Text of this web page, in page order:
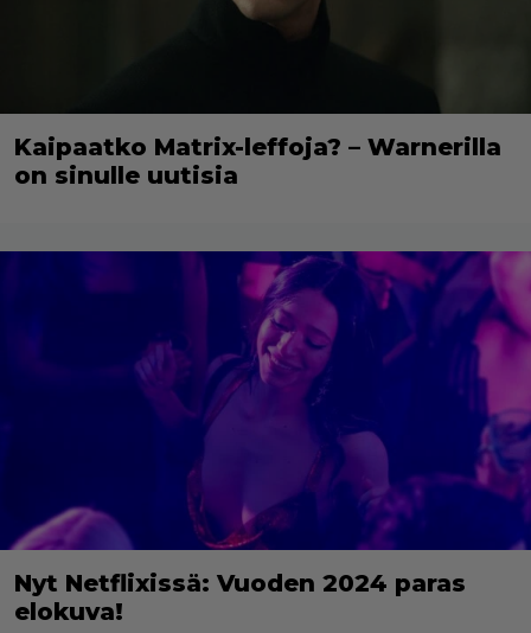
Kaipaatko Matrix-leffoja? – Warnerilla
on sinulle uutisia
Nyt Netflixissä: Vuoden 2024 paras
elokuva!